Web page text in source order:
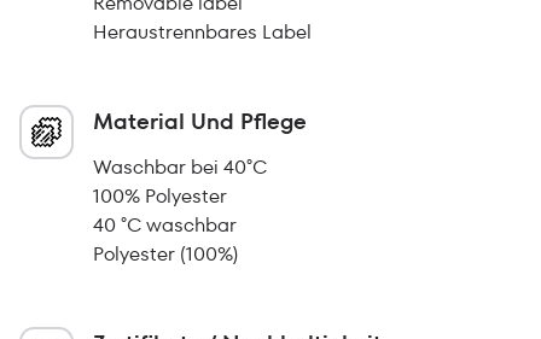
Heraustrennbares Label
Material Und Pflege
Waschbar bei 40°C
100% Polyester
40 °C waschbar
Polyester (100%)